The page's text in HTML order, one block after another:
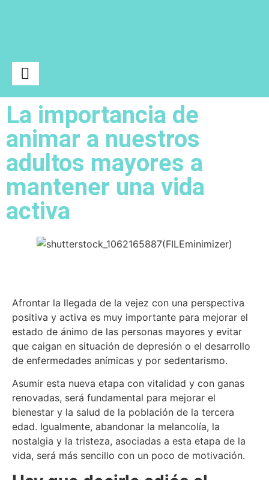
La importancia de
animar a nuestros
adultos mayores a
mantener una vida
activa
Afrontar la llegada de la vejez con una perspectiva
positiva y activa es muy importante para mejorar el
estado de ánimo de las personas mayores y evitar
que caigan en situación de depresión o el desarrollo
de enfermedades anímicas y por sedentarismo.
Asumir esta nueva etapa con vitalidad y con ganas
renovadas, será fundamental para mejorar el
bienestar y la salud de la población de la tercera
edad. Igualmente, abandonar la melancolía, la
nostalgia y la tristeza, asociadas a esta etapa de la
vida, será más sencillo con un poco de motivación.